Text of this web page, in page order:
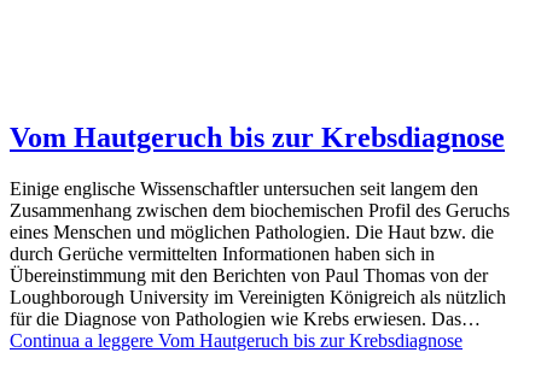
Vom Hautgeruch bis zur Krebsdiagnose
Einige englische Wissenschaftler untersuchen seit langem den
Zusammenhang zwischen dem biochemischen Profil des Geruchs
eines Menschen und möglichen Pathologien. Die Haut bzw. die
durch Gerüche vermittelten Informationen haben sich in
Übereinstimmung mit den Berichten von Paul Thomas von der
Loughborough University im Vereinigten Königreich als nützlich
für die Diagnose von Pathologien wie Krebs erwiesen. Das…
Continua a leggere Vom Hautgeruch bis zur Krebsdiagnose